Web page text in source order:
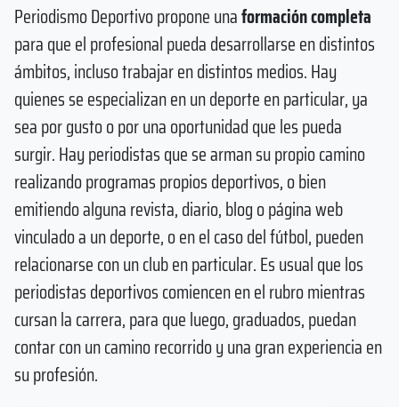
Periodismo Deportivo propone unaformación completa
para que el profesional pueda desarrollarse en distintos
ámbitos, incluso trabajar en distintos medios. Hay
quienes se especializan en un deporte en particular, ya
sea por gusto o por una oportunidad que les pueda
surgir. Hay periodistas que se arman su propio camino
realizando programas propios deportivos, o bien
emitiendo alguna revista, diario, blog o página web
vinculado a un deporte, o en el caso del fútbol, pueden
relacionarse con un club en particular. Es usual que los
periodistas deportivos comiencen en el rubro mientras
cursan la carrera, para que luego, graduados, puedan
contar con un camino recorrido y una gran experiencia en
su profesión.